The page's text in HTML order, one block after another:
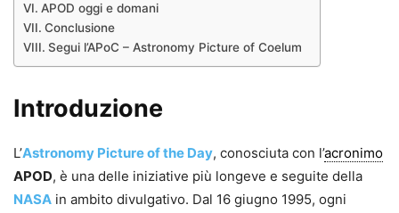
APOD oggi e domani
Conclusione
Segui l’APoC – Astronomy Picture of Coelum
Introduzione
L’Astronomy Picture of the Day, conosciuta con l’acronimo
APOD, è una delle iniziative più longeve e seguite della
NASA in ambito divulgativo. Dal 16 giugno 1995, ogni